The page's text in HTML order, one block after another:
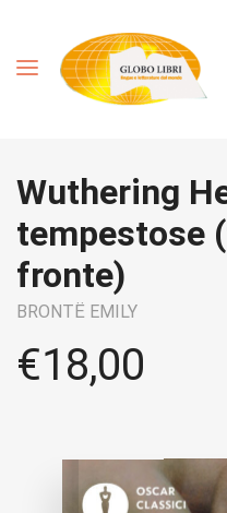
Wuthering
tempestose
fronte)
BRONTË EMILY
€18,00